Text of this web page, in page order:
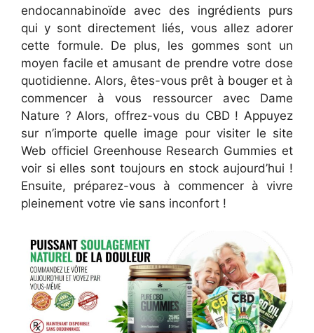
endocannabinoïde avec des ingrédients purs
qui y sont directement liés, vous allez adorer
cette formule. De plus, les gommes sont un
moyen facile et amusant de prendre votre dose
quotidienne. Alors, êtes-vous prêt à bouger et à
commencer à vous ressourcer avec Dame
Nature ? Alors, offrez-vous du CBD ! Appuyez
sur n’importe quelle image pour visiter le site
Web officiel Greenhouse Research Gummies et
voir si elles sont toujours en stock aujourd’hui !
Ensuite, préparez-vous à commencer à vivre
pleinement votre vie sans inconfort !